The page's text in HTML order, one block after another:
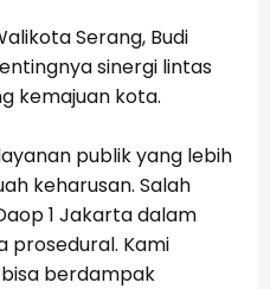
Serang, Budi
sinergi lintas
kemajuan kota.
publik yang lebih
keharusan. Salah
1 Jakarta dalam
prosedural. Kami
berdampak